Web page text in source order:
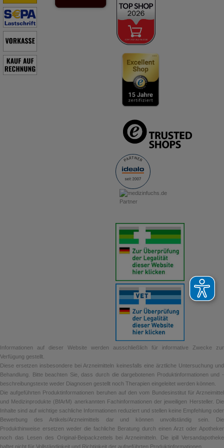
Informationen auf dieser Website werden ausschließlich für informative Zwecke zur
Verfügung gestellt.
Diese ersetzen insbesondere bei Arzneimitteln keinesfalls eine ärztliche Untersuchung und
Behandlung. Bitte beachten Sie, dass durch die dargebotenen Produktinformationen und -
beschreibungstexte weder Diagnosen gestellt noch Therapien eingeleitet werden können.
Die aufgeführten Produktinformationen beruhen auf den vom Bundesinstitut für Arzneimittel
und Medizinprodukte (BfArM) anerkannten Fachinformationen der jeweiligen Hersteller. Die
Inhalte sind auf wichtige sachliche Informationen reduziert und stellen keine Empfehlung oder
Bewerbung des Artikels/Arzneimittels dar und können unvollständig sein. Die
Produkthinweise ersetzen weder die fachliche Beratung durch einen Arzt oder Apotheker
noch das Lesen des Original-Beipackzettels bei Arzneimitteln. Die ipill Versandapotheke
haftet nicht für Vollständigkeit und Richtigkeit der aufgeführten Produktinformationen.